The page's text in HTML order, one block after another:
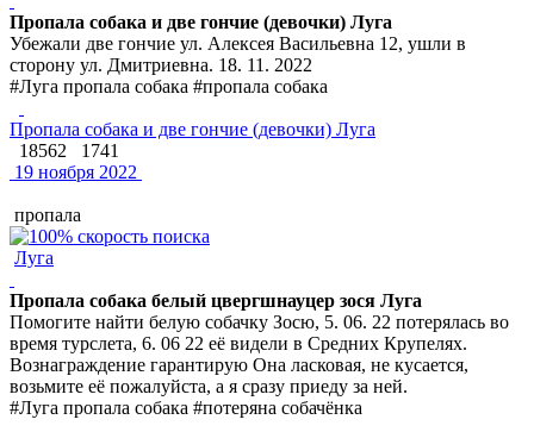
Пропала собака и две гончие (девочки) Луга
Убежали две гончие ул. Алексея Васильевна 12, ушли в
сторону ул. Дмитриевна. 18. 11. 2022
#Луга пропала собака #пропала собака
Пропала собака и две гончие (девочки) Луга
18562
1741
19 ноября 2022
пропала
Луга
Пропала собака белый цвергшнауцер зося Луга
Помогите найти белую собачку Зосю, 5. 06. 22 потерялась во
время турслета, 6. 06 22 её видели в Средних Крупелях.
Вознаграждение гарантирую Она ласковая, не кусается,
возьмите её пожалуйста, а я сразу приеду за ней.
#Луга пропала собака #потеряна собачёнка